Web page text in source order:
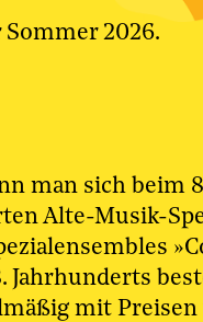
2026.
man sich beim
Alte-Musik-
Jahrhunderts
mit